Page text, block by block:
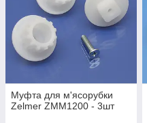
Муфта для м'ясорубки
Zelmer ZMM1200 - 3шт